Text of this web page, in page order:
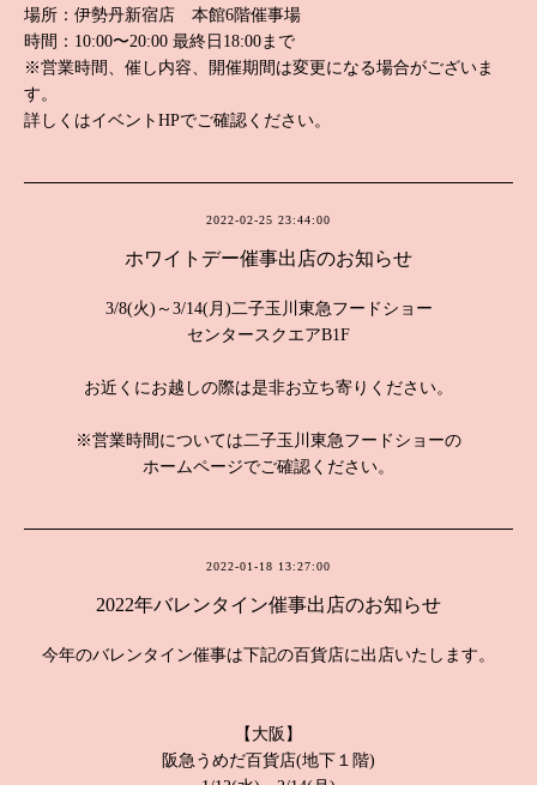
場所：伊勢丹新宿店 本館6階催事場
時間：10:00〜20:00 最終日18:00まで
※営業時間、催し内容、開催期間は変更になる場合がございま
す。
詳しくはイベントHPでご確認ください。
2022-02-25 23:44:00
ホワイトデー催事出店のお知らせ
3/8(火)～3/14(月)二子玉川東急フードショー
センタースクエアB1F
お近くにお越しの際は是非お立ち寄りください。
※営業時間については二子玉川東急フードショーの
ホームページでご確認ください。
2022-01-18 13:27:00
2022年バレンタイン催事出店のお知らせ
今年のバレンタイン催事は下記の百貨店に出店いたします。
【大阪】
阪急うめだ百貨店(地下１階)